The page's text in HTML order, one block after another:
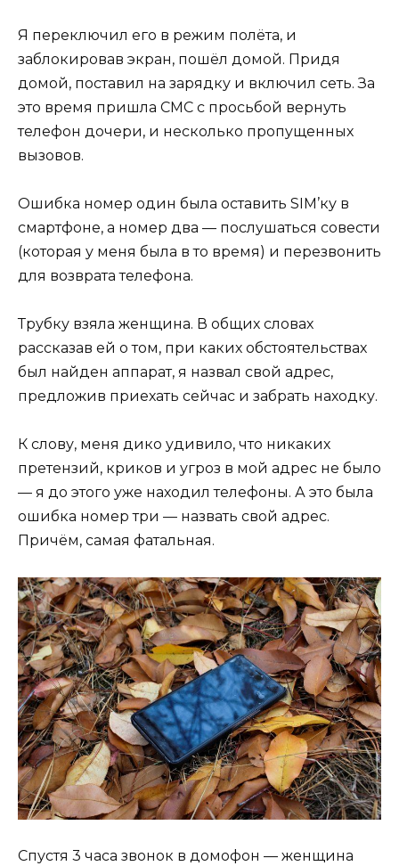
Я переключил его в режим полёта, и
заблокировав экран, пошёл домой. Придя
домой, поставил на зарядку и включил сеть. За
это время пришла СМС с просьбой вернуть
телефон дочери, и несколько пропущенных
вызовов.
Ошибка номер один была оставить SIM’ку в
смартфоне, а номер два — послушаться совести
(которая у меня была в то время) и перезвонить
для возврата телефона.
Трубку взяла женщина. В общих словах
рассказав ей о том, при каких обстоятельствах
был найден аппарат, я назвал свой адрес,
предложив приехать сейчас и забрать находку.
К слову, меня дико удивило, что никаких
претензий, криков и угроз в мой адрес не было
— я до этого уже находил телефоны. А это была
ошибка номер три — назвать свой адрес.
Причём, самая фатальная.
Спустя 3 часа звонок в домофон — женщина